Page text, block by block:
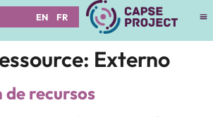
EN FR
Externo
de recursos